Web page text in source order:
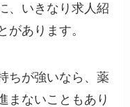
、いきなり求人紹
があります。
ちが強いなら、薬
まないこともあり